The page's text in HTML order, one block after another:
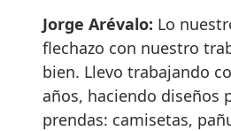
Jorge Arévalo: Lo
flechazo con nuestro
bien. Llevo trabajando
años, haciendo diseños
prendas: camisetas,